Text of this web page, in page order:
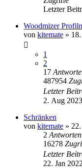
Letzter
Woodmizer
von kitemate »
1
2
17
487954
Letzter
2. Aug
Schränken
von kitemate »
2 Antworten
16278
Letzter
22. Jan